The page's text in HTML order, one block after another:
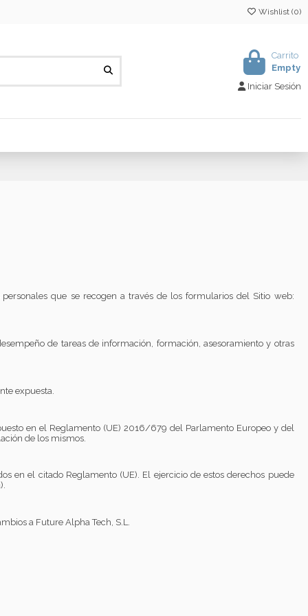
Wishlist (0)
Carrito
Empty
Iniciar Sesión
que se recogen a través de los formularios del Sitio web:
de tareas de información, formación, asesoramiento y otras
expuesta.
en el Reglamento (UE) 2016/679 del Parlamento Europeo y del
de los mismos.
en el citado Reglamento (UE). El ejercicio de estos derechos puede
a Future Alpha Tech, S.L.